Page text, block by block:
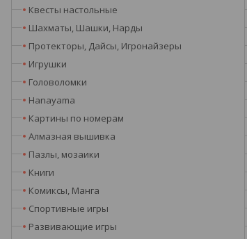
Квесты настольные
Шахматы, Шашки, Нарды
Протекторы, Дайсы, Игронайзеры
Игрушки
Головоломки
Hanayama
Картины по номерам
Алмазная вышивка
Пазлы, мозаики
Книги
Комиксы, Манга
Спортивные игры
Развивающие игры